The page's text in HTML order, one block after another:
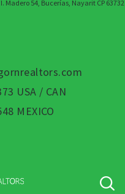
Madero 54, Bucerías, Nayarit CP 63732
USA / CAN
MEXICO